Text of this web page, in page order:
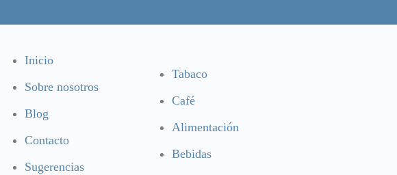
Inicio
Sobre nosotros
Blog
Contacto
Sugerencias
Tabaco
Café
Alimentación
Bebidas